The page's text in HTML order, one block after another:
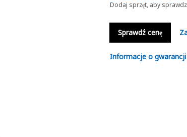
Dodaj sprzęt, aby
Sprawdź cenę
Informacje o gwarancji